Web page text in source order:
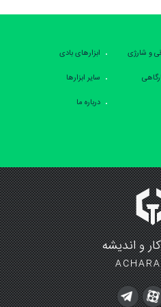
و شارژی
ابزارهای بادی
سایر ابزارها
درباره ما
و اندیشه